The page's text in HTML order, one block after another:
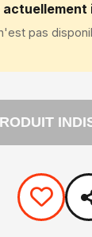
actuellement
pas